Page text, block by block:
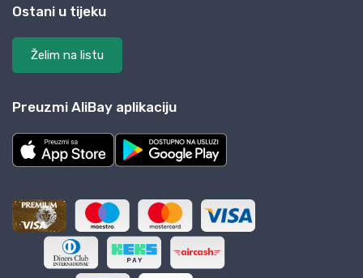
Ostani u tijeku
Želim na listu
Preuzmi AliBay aplikaciju